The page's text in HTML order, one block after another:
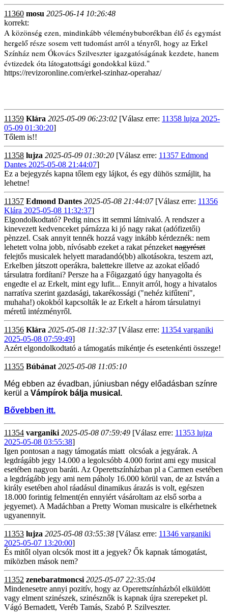
11360 mosu 2025-06-14 10:26:48
korrekt:
A közönség ezen, mindinkább véleménybuborékban élő és egymást
hergelő része sosem vett tudomást arról a tényről, hogy az Erkel
Színház nem Ókovács Szilveszter igazgatóságának kezdete, hanem
évtizedek óta látogatottsági gondokkal küzd."
https://revizoronline.com/erkel-szinhaz-operahaz/
11359 Klára 2025-05-09 06:23:02 [Válasz erre: 11358 lujza 2025-
05-09 01:30:20]
Tőlem is!!
11358 lujza 2025-05-09 01:30:20 [Válasz erre: 11357 Edmond
Dantes 2025-05-08 21:44:07]
Ez a bejegyzés kapna tőlem egy lájkot, és egy dühös szmájlit, ha
lehetne!
11357 Edmond Dantes 2025-05-08 21:44:07[Válasz erre: 11356
Klára 2025-05-08 11:32:37]
Elgondolkodtató? Pedig nincs itt semmi látnivaló. A rendszer a
kinevezett kedvenceket párnázza ki jó nagy rakat (adófizetői)
pènzzel. Csak annyit tennék hozzá vagy inkább kérdeznék: nem
lehetett volna jobb, nívósabb ezeket a rakat pénzeket nagyrészt
felejtős musicalek helyett maradandó(bb) alkotásokra, teszem azt,
Erkelben játszott operákra, balettekre illetve az azokat előadó
társulatra fordítani? Persze ha a Főigazgató úgy hanyagolta és
engedte el az Erkelt, mint egy lufit... Ennyit arról, hogy a hivatalos
narratíva szerint gazdasági, takarékossági ("nehéz kifűteni",
muhaha!) okokból kapcsolták le az Erkelt a három társulatnyi
méretű intézményről.
11356 Klára 2025-05-08 11:32:37[Válasz erre: 11354 varganiki
2025-05-08 07:59:49]
Azért elgondolkodtató a támogatás mikéntje és esetenkénti összege!
11355 Búbánat 2025-05-08 11:05:10
Még ebben az évadban, júniusban négy előadásban színre
kerül a Vámpírok bálja musical.
Bővebben itt.
11354 varganiki 2025-05-08 07:59:49 [Válasz erre: 11353 lujza
2025-05-08 03:55:38]
Igen pontosan a nagy támogatás miatt olcsóak a jegyárak. A
legdrágább jegy 14.000 a legolcsóbb 4.000 forint ami egy musical
esetében nagyon baráti. Az Operettszínházban pl a Carmen esetében
a legdrágább jegy ami nem páholy 16.000 körül van, de az István a
király esetében ahol ráadásul dinamikus árazás is volt, egészen
18.000 forintig felment(én ennyiért vásároltam az első sorba a
jegyemet). A Madáchban a Pretty Woman musicalre is elkérhetnek
ugyanennyit.
11353 lujza 2025-05-08 03:55:38 [Válasz erre: 11346 varganiki
2025-05-07 13:20:00]
És mitől olyan olcsók most itt a jegyek? Ők kapnak támogatást,
miközben mások nem?
11352 zenebaratmoncsi 2025-05-07 22:35:04
Mindenesetre annyi pozitív, hogy az Operettszínházból elküldött
vagy elment szinészek, szinésznők is kapnak újra szerepeket pl.
Vágó Bernadett, Veréb Tamás, Szabó P. Szilveszter.